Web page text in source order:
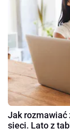
Jak rozmawiać
sieci. Lato z